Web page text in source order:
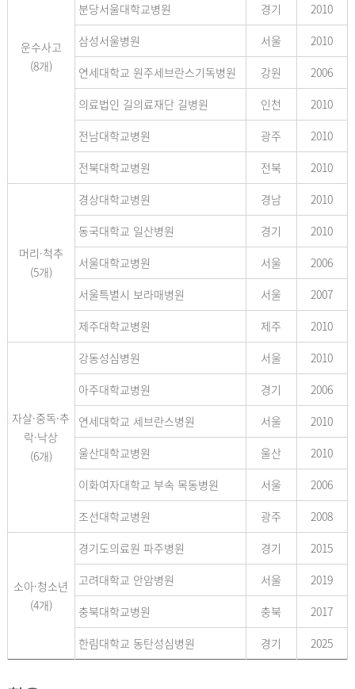
운수사고
(8개)
분당서울대학교병원
경기
2010
삼성서울병원
서울
2010
연세대학교 원주세브란스기독병원
강원
2006
의료법인 길의료재단 길병원
인천
2010
전남대학교병원
광주
2010
전북대학교병원
전북 2010
머리·척추
(5개)
경상대학교병원 경남
2010
동국대학교 일산병원
경기
2010
서울대학교병원
서울
2006
서울특별시 보라매병원
서울
2007
제주대학교병원
제주 2010
자살·중독·추
락·낙상
(6개)
강동성심병원 서울
2010
아주대학교병원
경기
2006
연세대학교 세브란스병원
서울
2010
울산대학교병원
울산
2010
이화여자대학교 부속 목동병원
서울
2006
조선대학교병원
광주 2008
소아·청소년
(4개)
경기도의료원 파주병원 경기
2015
고려대학교 안암병원
서울
2019
충북대학교병원
충북
2017
한림대학교 동탄성심병원
경기 2025